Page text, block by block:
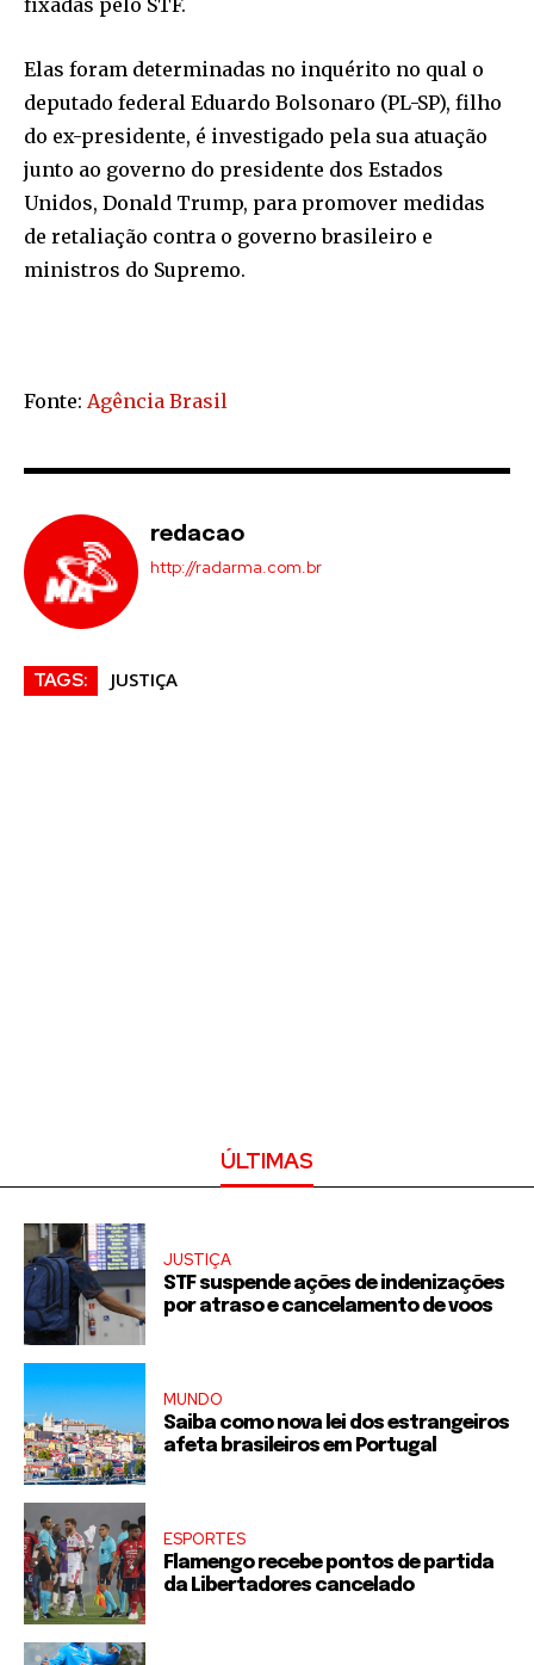
fixadas pelo STF.
Elas foram determinadas no inquérito no qual o
deputado federal Eduardo Bolsonaro (PL-SP), filho
do ex-presidente, é investigado pela sua atuação
junto ao governo do presidente dos Estados
Unidos, Donald Trump, para promover medidas
de retaliação contra o governo brasileiro e
ministros do Supremo.
Fonte: Agência Brasil
redacao
http://radarma.com.br
TAGS: JUSTIÇA
ÚLTIMAS
JUSTIÇA
STF suspende ações de indenizações
por atraso e cancelamento de voos
MUNDO
Saiba como nova lei dos estrangeiros
afeta brasileiros em Portugal
ESPORTES
Flamengo recebe pontos de partida
da Libertadores cancelado